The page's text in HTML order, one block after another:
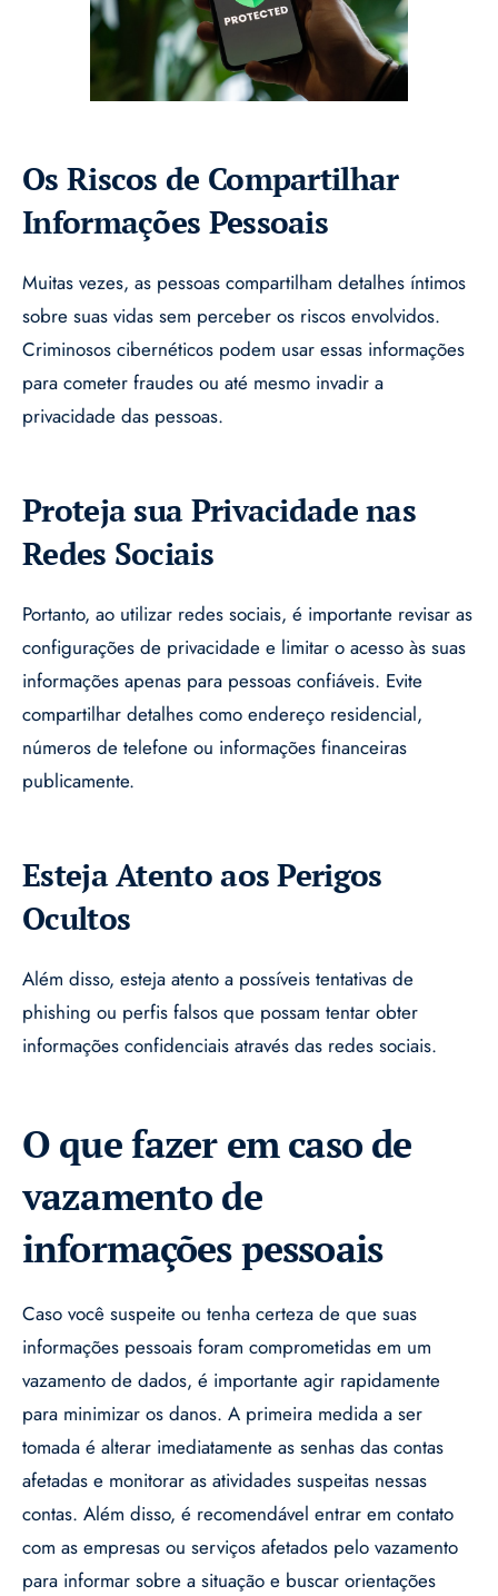
Os Riscos de Compartilhar
Informações Pessoais
Muitas vezes, as pessoas compartilham detalhes íntimos
sobre suas vidas sem perceber os riscos envolvidos.
Criminosos cibernéticos podem usar essas informações
para cometer fraudes ou até mesmo invadir a
privacidade das pessoas.
Proteja sua Privacidade nas
Redes Sociais
Portanto, ao utilizar redes sociais, é importante revisar as
configurações de privacidade e limitar o acesso às suas
informações apenas para pessoas confiáveis. Evite
compartilhar detalhes como endereço residencial,
números de telefone ou informações financeiras
publicamente.
Esteja Atento aos Perigos
Ocultos
Além disso, esteja atento a possíveis tentativas de
phishing ou perfis falsos que possam tentar obter
informações confidenciais através das redes sociais.
O que fazer em caso de
vazamento de
informações pessoais
Caso você suspeite ou tenha certeza de que suas
informações pessoais foram comprometidas em um
vazamento de dados, é importante agir rapidamente
para minimizar os danos. A primeira medida a ser
tomada é alterar imediatamente as senhas das contas
afetadas e monitorar as atividades suspeitas nessas
contas. Além disso, é recomendável entrar em contato
com as empresas ou serviços afetados pelo vazamento
para informar sobre a situação e buscar orientações